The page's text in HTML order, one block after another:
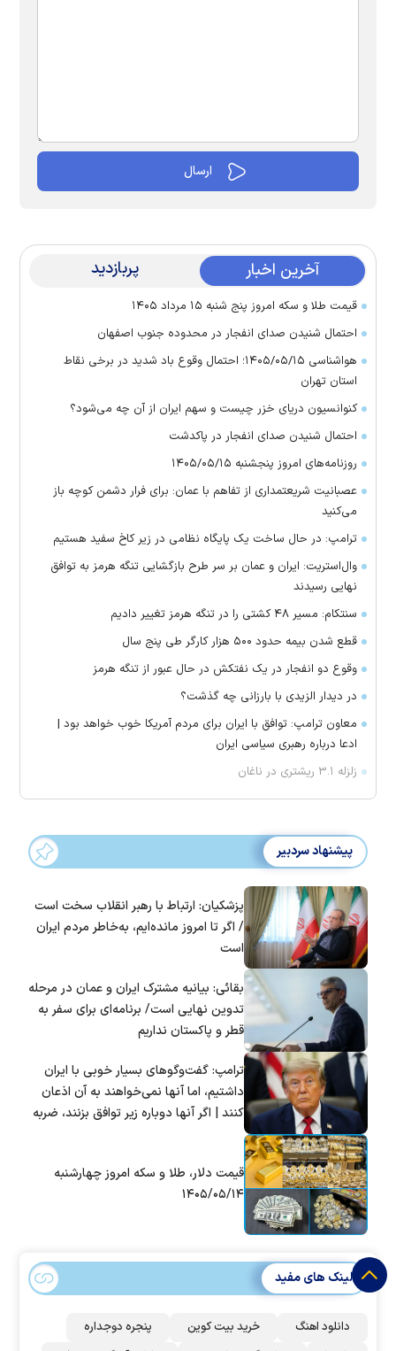
آخرین اخبار پربازدید
قیمت طلا و سکه امروز پنج شنبه ۱۵ مرداد ۱۴۰۵
احتمال شنیدن صدای انفجار در محدوده جنوب اصفهان
هواشناسی ۱۴۰۵/۰۵/۱۵؛ احتمال وقوع باد شدید در برخی نقاط
استان تهران
کنوانسیون دریای خزر چیست و سهم ایران از آن چه می‌شود؟
احتمال شنیدن صدای انفجار در پاکدشت
روزنامه‌های امروز پنجشنبه ۱۴۰۵/۰۵/۱۵
عصبانیت شریعتمداری از تفاهم با عمان: برای فرار دشمن کوچه باز
می‌کنید
ترامپ: در حال ساخت یک پایگاه نظامی در زیر کاخ سفید هستیم
وال‌استریت: ایران و عمان بر سر طرح بازگشایی تنگه هرمز به توافق
نهایی رسیدند
سنتکام: مسیر ۴۸ کشتی را در تنگه هرمز تغییر دادیم
قطع شدن بیمه حدود ۵۰۰ هزار کارگر طی پنج سال
وقوع دو انفجار در یک نفتکش در حال عبور از تنگه هرمز
در دیدار الزیدی با بارزانی چه گذشت؟
معاون ترامپ: توافق با ایران برای مردم آمریکا خوب خواهد بود |
ادعا درباره رهبری سیاسی ایران
زلزله ۳.۱ ریشتری در ناغان
پیشنهاد سردبیر
پزشکیان: ارتباط با رهبر انقلاب سخت است
/ اگر تا امروز مانده‌ایم، به‌خاطر مردم ایران
است
بقائی: بیانیه مشترک ایران و عمان در مرحله
تدوین نهایی است/ برنامه‌ای برای سفر به
قطر و پاکستان نداریم
ترامپ: گفت‌و‌گو‌های بسیار خوبی با ایران
داشتیم، اما آنها نمی‌خواهند به آن اذعان
کنند | اگر آنها دوباره زیر توافق بزنند، ضربه
قیمت دلار، طلا و سکه امروز چهارشنبه
۱۴۰۵/۰۵/۱۴
لینک های مفید
دانلود اهنگ خرید بیت کوین
پنجره دوجداره